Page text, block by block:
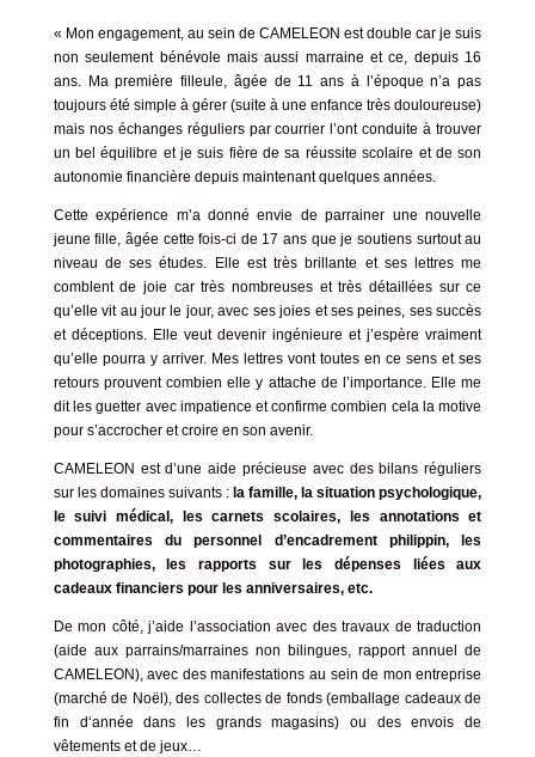
« Mon engagement, au sein de CAMELEON est double car je suis
non seulement bénévole mais aussi marraine et ce, depuis 16
ans. Ma première filleule, âgée de 11 ans à l’époque n’a pas
toujours été simple à gérer (suite à une enfance très douloureuse)
mais nos échanges réguliers par courrier l’ont conduite à trouver
un bel équilibre et je suis fière de sa réussite scolaire et de son
autonomie financière depuis maintenant quelques années.
Cette expérience m’a donné envie de parrainer une nouvelle
jeune fille, âgée cette fois-ci de 17 ans que je soutiens surtout au
niveau de ses études. Elle est très brillante et ses lettres me
comblent de joie car très nombreuses et très détaillées sur ce
qu’elle vit au jour le jour, avec ses joies et ses peines, ses succès
et déceptions. Elle veut devenir ingénieure et j’espère vraiment
qu’elle pourra y arriver. Mes lettres vont toutes en ce sens et ses
retours prouvent combien elle y attache de l’importance. Elle me
dit les guetter avec impatience et confirme combien cela la motive
pour s’accrocher et croire en son avenir.
CAMELEON est d’une aide précieuse avec des bilans réguliers
sur les domaines suivants : la famille, la situation psychologique,
le suivi médical, les carnets scolaires, les annotations et
commentaires du personnel d’encadrement philippin, les
photographies, les rapports sur les dépenses liées aux
cadeaux financiers pour les anniversaires, etc.
De mon côté, j’aide l’association avec des travaux de traduction
(aide aux parrains/marraines non bilingues, rapport annuel de
CAMELEON), avec des manifestations au sein de mon entreprise
(marché de Noël), des collectes de fonds (emballage cadeaux de
fin d‘année dans les grands magasins) ou des envois de
vêtements et de jeux…